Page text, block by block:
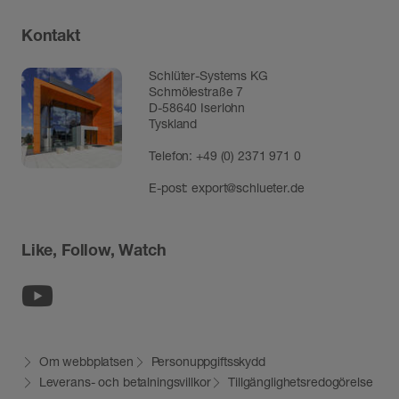
Kontakt
Schlüter-Systems KG
Schmölestraße 7
D-58640 Iserlohn
Tyskland
Telefon:+49 (0) 2371 971 0
E-post:export@schlueter.de
Like, Follow, Watch
Om webbplatsen
Personuppgiftsskydd
Leverans- och betalningsvillkor
Tillgänglighetsredogörelse